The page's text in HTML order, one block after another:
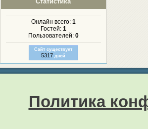
Онлайн всего: 1
Гостей: 1
Пользователей: 0
Сайт существует
5317 дней
Политика